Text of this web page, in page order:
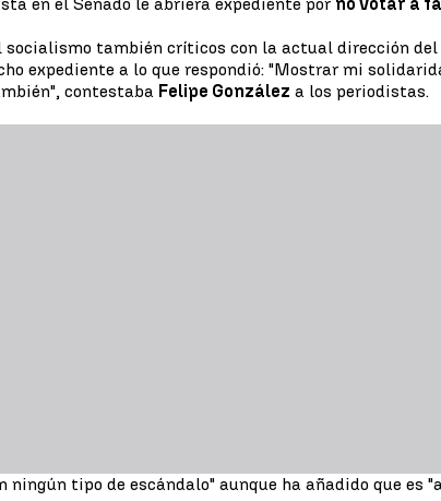
también críticos con la actual dirección
expediente a lo que respondió: "Mostrar mi
contestaba Felipe González a los periodistas.
ningún tipo de escándalo" aunque ha añadido que es